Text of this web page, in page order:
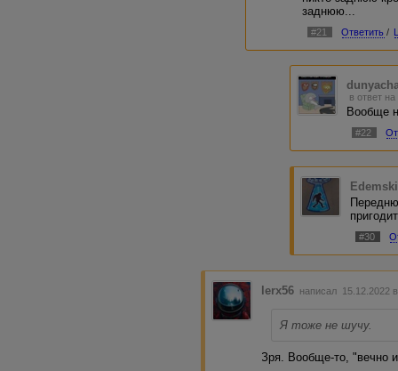
заднюю...
#21 Ответить /
в ответ
Вообще
#22
Edemski
#30
lerx56 написал 15.12.2022
Я тоже не шучу.
Зря. Вообще-то, "вечно